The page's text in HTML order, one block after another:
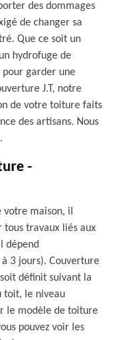
des dommages
de changer sa
Que ce soit un
hydrofuge de
pour garder une
J.T, notre
de votre toiture faits
des artisans. Nous
-
maison, il
tous travaux liés aux
dépend
3 jours). Couverture
définit suivant la
toit, le niveau
le modèle de toiture
pouvez voir les